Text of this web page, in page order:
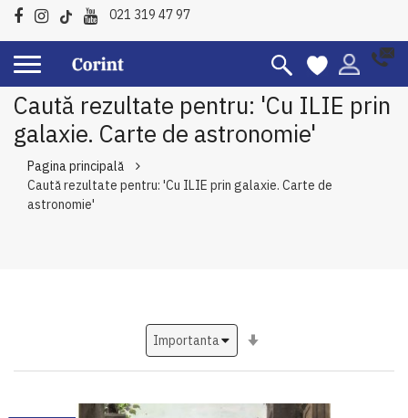
021 319 47 97
Caută rezultate pentru: 'Cu ILIE prin
galaxie. Carte de astronomie'
Pagina principală
Caută rezultate pentru: 'Cu ILIE prin galaxie. Carte de
astronomie'